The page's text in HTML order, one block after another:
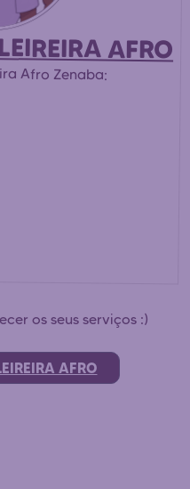
AFRO
Afro Zenaba:
os seus serviços :)
AFRO